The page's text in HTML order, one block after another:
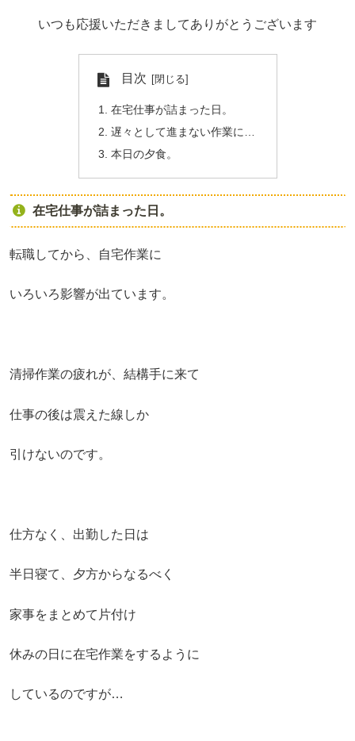
いつも応援いただきましてありがとうございます
目次
在宅仕事が詰まった日。
遅々として進まない作業に…
本日の夕食。
在宅仕事が詰まった日。
転職してから、自宅作業に
いろいろ影響が出ています。
清掃作業の疲れが、結構手に来て
仕事の後は震えた線しか
引けないのです。
仕方なく、出勤した日は
半日寝て、夕方からなるべく
家事をまとめて片付け
休みの日に在宅作業をするように
しているのですが…